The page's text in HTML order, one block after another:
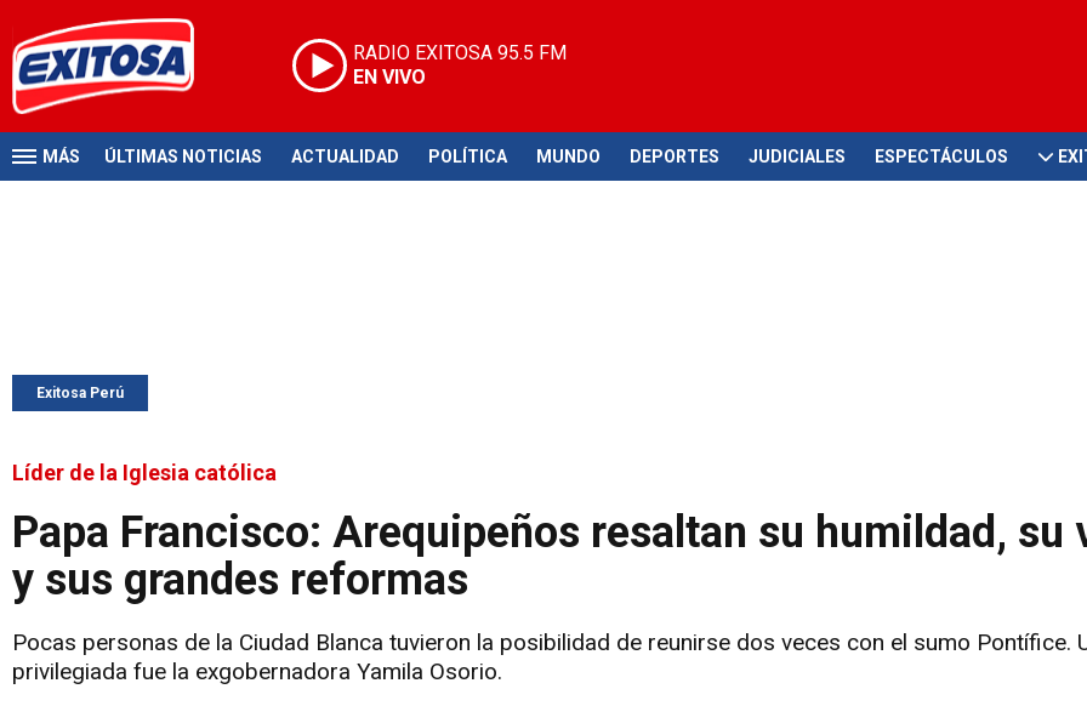
RADIO EXITOSA 95.5 FM
EN VIVO
MÁS ÚLTIMAS NOTICIAS ACTUALIDAD POLÍTICA MUNDO DEPORTES JUDICIALES ESPECTÁCULOS
Exitosa Perú
Líder de la Iglesia católica
Papa Francisco: Arequipeños resaltan su humildad, su
y sus grandes reformas
Pocas personas de la Ciudad Blanca tuvieron la posibilidad de reunirse dos veces con el sumo Pontífice.
privilegiada fue la exgobernadora Yamila Osorio.